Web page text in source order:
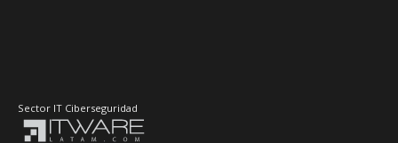
Sector IT Ciberseguridad